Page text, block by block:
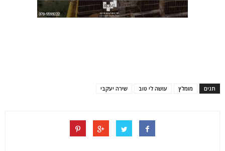
תגים מומלץ עושה לי טוב שירה יעקבי